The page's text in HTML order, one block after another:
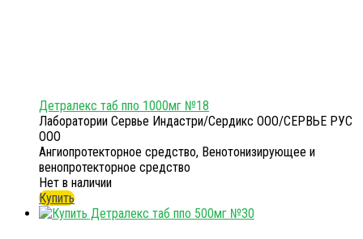
Детралекс таб ппо 1000мг №18
Лаборатории Сервье Индастри/Сердикс ООО/СЕРВЬЕ РУС
ООО
Ангиопротекторное средство, Венотонизирующее и
венопротекторное средство
Нет в наличии
Купить